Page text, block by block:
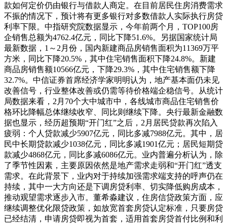
款如何定价仍由银行与借款人商定。在目前居民住房消费需求
不振的情况下，预计将有更多银行对多数借款人实际执行房贷
利率下限。中指研究院数据显示，今年前两个月，TOP100房
企销售总额为4762.4亿元，同比下降51.6%。另据国家统计局
最新数据，1～2月份，国内新建商品房销售面积为11369万平
方米，同比下降20.5%，其中住宅销售面积下降24.8%。新建
商品房销售额10566亿元，下降29.3%，其中住宅销售额下降
32.7%。中信证券首席经济学家明明认为，地产基本面仍未见
改善信号，行业整体改善或仍需等待价格端企稳信号。从统计
局数据来看，2月70个大中城市中，各线城市商品住宅销售价
格环比降幅总体继续收窄、同比则继续下降。央行最新金融数
据也显示，经历超预期“开门红”之后，2月居民贷款再次陷入
疲弱：个人贷款减少5907亿元，同比多减7988亿元。其中，居
民中长期贷款减少1038亿元，同比多减1901亿元；居民短期贷
款减少4868亿元，同比多减6086亿元。业内普遍分析认为，除
了季节性因素，主要原因依然是地产需求走弱和“开门红”透支
需求。在此背景下，业内对于持续加强需求端支持的呼声仍在
持续，其中一大方向还是下调房贷利率、切实降低购房成本，
推动观望需求逐步入市。董希淼建议，住房信贷政策方面，应
继续调整优化限贷政策，如放宽首套房贷认定标准，只要房贷
已经结清，申请房贷即视为首套，适用首套房贷首付比例和利